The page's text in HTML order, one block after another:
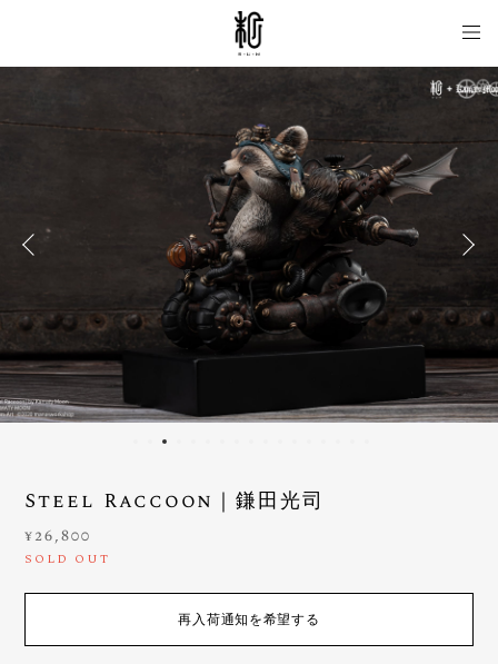
Steel Raccoon｜鎌田光司
¥26,800
SOLD OUT
再入荷通知を希望する